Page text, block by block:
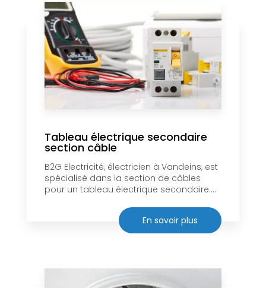
Tableau électrique secondaire
section câble
B2G Electricité, électricien à Vandeins, est
spécialisé dans la section de câbles
pour un tableau électrique secondaire....
En savoir plus